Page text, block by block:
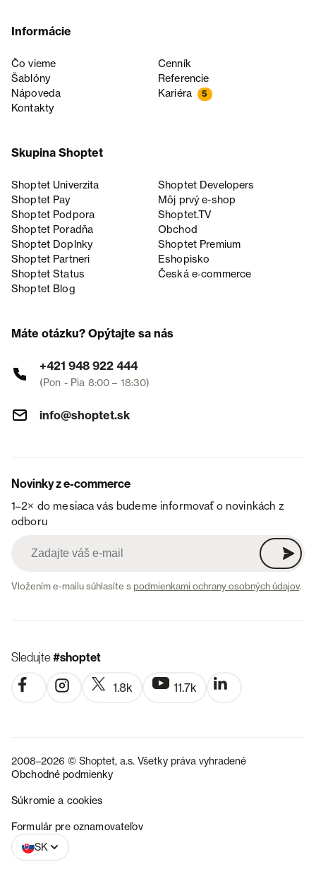
Informácie
Čo vieme
Cenník
Šablóny
Referencie
Nápoveda
Kariéra 5
Kontakty
Skupina Shoptet
Shoptet Univerzita
Shoptet Developers
Shoptet Pay
Môj prvý e-shop
Shoptet Podpora
Shoptet.TV
Shoptet Poradňa
Obchod
Shoptet Doplnky
Shoptet Premium
Shoptet Partneri
Eshopisko
Shoptet Status
Česká e‑commerce
Shoptet Blog
Máte otázku? Opýtajte sa nás
+421 948 922 444
(Pon - Pia 8:00 – 18:30)
info@shoptet.sk
Novinky z e-commerce
1–2× do mesiaca vás budeme informovať o novinkách z
odboru
Vložením e-mailu súhlasíte spodmienkami ochrany osobných údajov.
Sledujte#shoptet
1.8k 11.7k
2008–2026 © Shoptet, a.s. Všetky práva vyhradené
Obchodné podmienky
Súkromie a cookies
Formulár pre oznamovateľov
SK